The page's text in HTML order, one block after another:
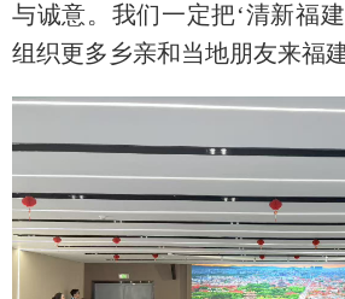
与诚意。我们一定把‘清新福
组织更多乡亲和当地朋友来福